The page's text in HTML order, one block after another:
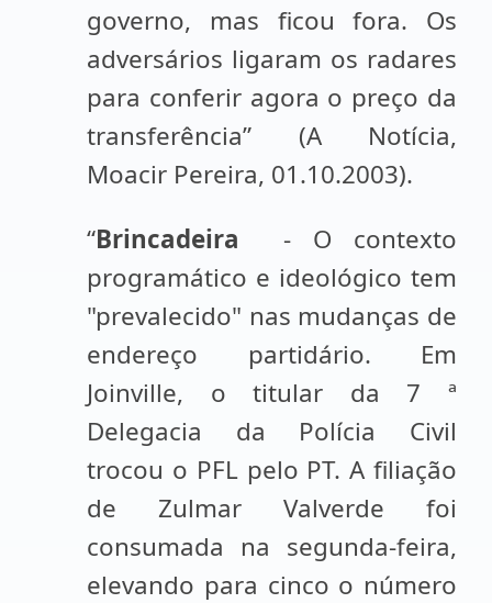
governo, mas ficou fora. Os
adversários ligaram os radares
para conferir agora o preço da
transferência” (A Notícia,
Moacir Pereira, 01.10.2003).
“Brincadeira - O contexto
programático e ideológico tem
"prevalecido" nas mudanças de
endereço partidário. Em
Joinville, o titular da 7 ª
Delegacia da Polícia Civil
trocou o PFL pelo PT. A filiação
de Zulmar Valverde foi
consumada na segunda-feira,
elevando para cinco o número